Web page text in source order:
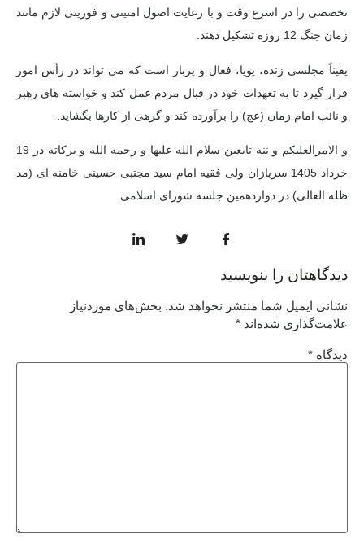
تخصصی را در اسرع وقت و با رعایت اصول امنیتی و فوریتی لازم مانند
زمان جنگ 12 روزه تشکیل دهند.
یقیناً مجلسی زنده، پویا، فعال و پربار است که می تواند در رأس امور
قرار گیرد تا به تعهدات خود در قبال مردم عمل کند و خواسته های رهبر
و نائب امام زمان (عج) را برآورده کند و گرهی از کارها بگشاید.
و الامرالعلیکم و ننه تابعین سلام الله علیها و رحمه الله و برکاته در 19
خرداد 1405 سربازان ولی فقیه امام سید مجتبی حسینی خامنه ای (مد
ظله العالی) در دوازدهمین جلسه شورای اسلامی.
دیدگاهتان را بنویسید
نشانی ایمیل شما منتشر نخواهد شد. بخش‌های موردنیاز
علامت‌گذاری شده‌اند *
دیدگاه *